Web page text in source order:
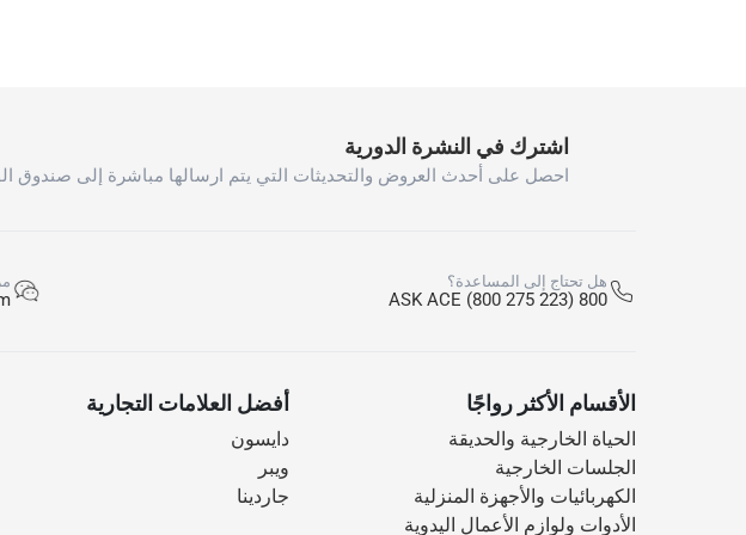
اشترك في النشرة الدورية
احصل على أحدث العروض والتحديثات التي يتم ارسالها مباشرة إلى صندوق
هل تحتاج إلى المساعدة؟
800 ASK ACE (800 275 223)
الأقسام الأكثر رواجًا
الحياة الخارجية والحديقة
الجلسات الخارجية
الكهربائيات والأجهزة المنزلية
الأدوات ولوازم الأعمال اليدوية
أفضل العلامات التجارية
دايسون
ويبر
جاردينا